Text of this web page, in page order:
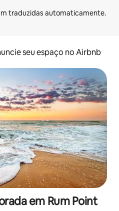
seu espaço no Airbnb
em Rum Point